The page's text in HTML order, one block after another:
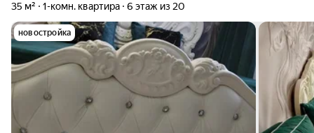
35 м² 1-комн. квартира 6 этаж из 20
новостройка